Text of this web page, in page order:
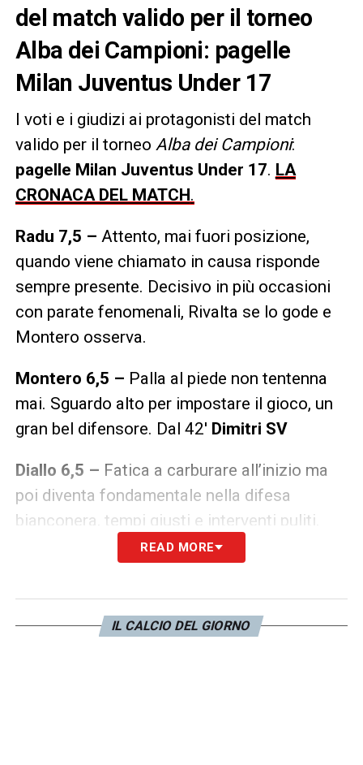
del match valido per il torneo
Alba dei Campioni: pagelle
Milan Juventus Under 17
I voti e i giudizi ai protagonisti del match
valido per il torneo Alba dei Campioni:
pagelle Milan Juventus Under 17. LA
CRONACA DEL MATCH.
Radu 7,5 – Attento, mai fuori posizione,
quando viene chiamato in causa risponde
sempre presente. Decisivo in più occasioni
con parate fenomenali, Rivalta se lo gode e
Montero osserva.
Montero 6,5 – Palla al piede non tentenna
mai. Sguardo alto per impostare il gioco, un
gran bel difensore. Dal 42′ Dimitri SV
Diallo 6,5 – Fatica a carburare all’inizio ma
poi diventa fondamentale nella difesa
bianconera, tempi giusti e interventi puliti.
Ossola è un avversario tosto
delle volte. Dal 48′Grelaud SV–
READ MORE
IL CALCIO DEL GIORNO